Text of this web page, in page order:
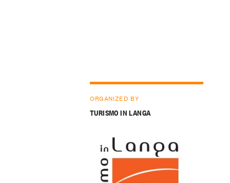
ORGANIZED BY
TURISMO IN LANGA